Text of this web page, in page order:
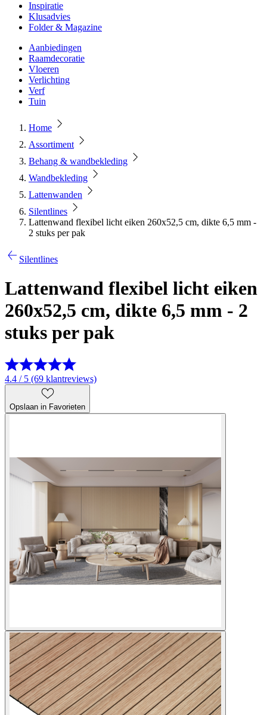
Inspiratie
Klusadvies
Folder & Magazine
Aanbiedingen
Raamdecoratie
Vloeren
Verlichting
Verf
Tuin
Home
Assortiment
Behang & wandbekleding
Wandbekleding
Lattenwanden
Silentlines
Lattenwand flexibel licht eiken 260x52,5 cm, dikte 6,5 mm -
2 stuks per pak
Silentlines
Lattenwand flexibel licht eiken
260x52,5 cm, dikte 6,5 mm - 2
stuks per pak
4.4 / 5 (69 klantreviews)
Opslaan in Favorieten